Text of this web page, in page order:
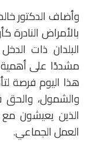
وأضاف الدكتور
بالأمراض
البلدان ذات
مشددًا على أهمية
هذا اليوم فرصة
والشمول،
الذين يعيشون
العمل الجماعي.